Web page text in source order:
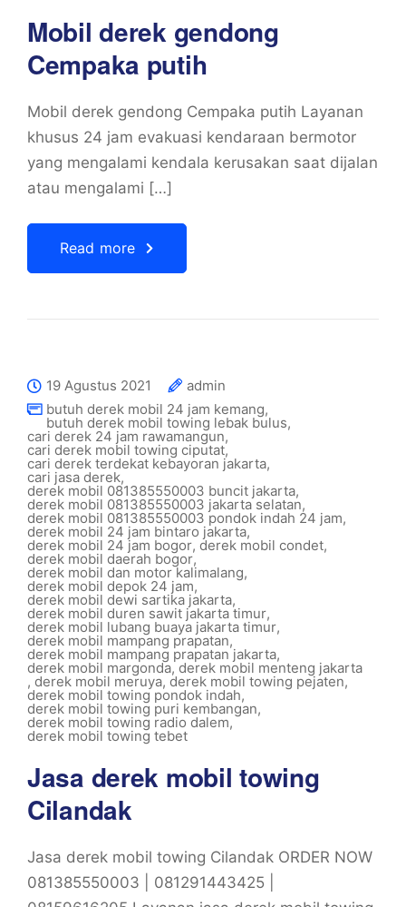
Mobil derek gendong
Cempaka putih
Mobil derek gendong Cempaka putih Layanan
khusus 24 jam evakuasi kendaraan bermotor
yang mengalami kendala kerusakan saat dijalan
atau mengalami […]
Read more
19 Agustus 2021
admin
butuh derek mobil 24 jam kemang,
butuh derek mobil towing lebak bulus,
cari derek 24 jam rawamangun,
cari derek mobil towing ciputat,
cari derek terdekat kebayoran jakarta,
cari jasa derek,
derek mobil 081385550003 buncit jakarta,
derek mobil 081385550003 jakarta selatan,
derek mobil 081385550003 pondok indah 24 jam,
derek mobil 24 jam bintaro jakarta,
derek mobil 24 jam bogor, derek mobil condet,
derek mobil daerah bogor,
derek mobil dan motor kalimalang,
derek mobil depok 24 jam,
derek mobil dewi sartika jakarta,
derek mobil duren sawit jakarta timur,
derek mobil lubang buaya jakarta timur,
derek mobil mampang prapatan,
derek mobil mampang prapatan jakarta,
derek mobil margonda,derek mobil menteng jakarta
, derek mobil meruya, derek mobil towing pejaten,
derek mobil towing pondok indah,
derek mobil towing puri kembangan,
derek mobil towing radio dalem,
derek mobil towing tebet
Jasa derek mobil towing
Cilandak
Jasa derek mobil towing Cilandak ORDER NOW
081385550003 | 081291443425 |